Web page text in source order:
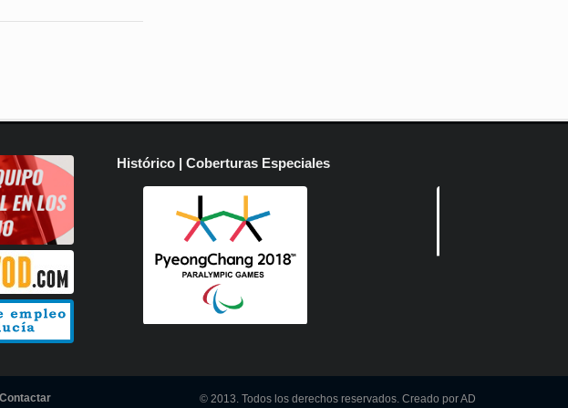
Histórico | Coberturas Especiales
Contactar © 2013. Todos los derechos reservados. Creado por AD